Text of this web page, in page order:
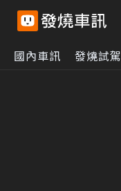
國內車訊 發燒試駕